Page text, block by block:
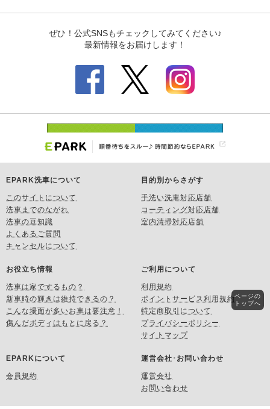
EPARK洗車について
このサイトについて
洗車までのながれ
洗車の豆知識
よくあるご質問
キャンセルについて
目的別からさがす
手洗い洗車対応店舗
コーティング対応店舗
室内清掃対応店舗
お役立ち情報
洗車は家でするもの？
新車時の輝きは維持できるの？
こんな場面が多いお車は要注意！
傷んだボディはもとに戻る？
ご利用について
利用規約
ポイントサービス利用規約
特定商取引について
プライバシーポリシー
サイトマップ
EPARKについて
会員規約
運営会社･お問い合わせ
運営会社
お問い合わせ
ページの
トップへ